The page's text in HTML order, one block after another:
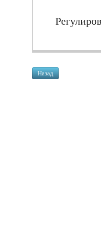
Назад